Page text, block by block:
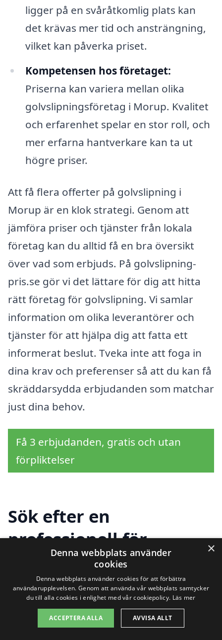
ligger på en svåråtkomlig plats kan
det krävas mer tid och ansträngning,
vilket kan påverka priset.
Kompetensen hos företaget:
Priserna kan variera mellan olika
golvslipningsföretag i Morup. Kvalitet
och erfarenhet spelar en stor roll, och
mer erfarna hantverkare kan ta ut
högre priser.
Att få flera offerter på golvslipning i
Morup är en klok strategi. Genom att
jämföra priser och tjänster från lokala
företag kan du alltid få en bra översikt
över vad som erbjuds. På golvslipning-
pris.se gör vi det lättare för dig att hitta
rätt företag för golvslipning. Vi samlar
information om olika leverantörer och
tjänster för att hjälpa dig att fatta ett
informerat beslut. Tveka inte att foga in
dina krav och preferenser så att du kan få
skräddarsydda erbjudanden som matchar
just dina behov.
Få 3 erbjudanden, gratis och utan
förpliktelser
Sök efter en
professionell för
golvslipning i andra
städer nära Morup
Att hitta ett pålitligt företag för
×
Denna webbplats använder
cookies
Denna webbplats använder cookies för att förbättra
användarupplevelsen. Genom att använda vår webbplats samtycker
du till alla cookies i enlighet med vår cookiepolicy. Läs mer
ACCEPTERA ALLA AVVISA ALLT